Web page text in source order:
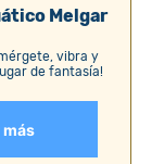
Melgar
vibra y
de fantasía!
más